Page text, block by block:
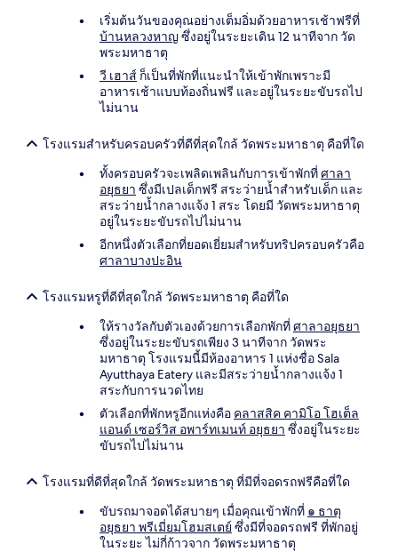
เริ่มต้นวันของคุณอย่างเต็มอิ่มด้วยอาหารเช้าฟรีที่
บ้านหลวงหาญ ซึ่งอยู่ในระยะเดิน 12 นาทีจาก วัด
พระมหาธาตุ
วี เฮาส์ ก็เป็นที่พักที่แนะนำให้เข้าพักเพราะมี
อาหารเช้าแบบท้องถิ่นฟรี และอยู่ในระยะขับรถไป
ไม่นาน
โรงแรมสำหรับครอบครัวที่ดีที่สุดใกล้ วัดพระมหาธาตุ คือที่ใด
ทั้งครอบครัวจะเพลิดเพลินกับการเข้าพักที่ศาลา
อยุธยา ซึ่งมีเปลเด็กฟรี สระว่ายน้ำสำหรับเด็ก และ
สระว่ายน้ำกลางแจ้ง 1 สระ โดยมี วัดพระมหาธาตุ
อยู่ในระยะขับรถไปไม่นาน
อีกหนึ่งตัวเลือกที่ยอดเยี่ยมสำหรับทริปครอบครัวคือ
ศาลาบางปะอิน
โรงแรมหรูที่ดีที่สุดใกล้ วัดพระมหาธาตุ คือที่ใด
ให้รางวัลกับตัวเองด้วยการเลือกพักที่ศาลาอยุธยา
ซึ่งอยู่ในระยะขับรถเพียง 3 นาทีจาก วัดพระ
มหาธาตุ โรงแรมนี้มีห้องอาหาร 1 แห่งชื่อ Sala
Ayutthaya Eatery และมีสระว่ายน้ำกลางแจ้ง 1
สระกับการนวดไทย
ตัวเลือกที่พักหรูอีกแห่งคือ คลาสสิค คามิโอ โฮเต็ล
แอนด์ เซอร์วิส อพาร์ทเมนท์ อยุธยา ซึ่งอยู่ในระยะ
ขับรถไปไม่นาน
โรงแรมที่ดีที่สุดใกล้ วัดพระมหาธาตุ ที่มีที่จอดรถฟรีคือที่ใด
ขับรถมาจอดได้สบายๆ เมื่อคุณเข้าพักที่ ๑ ธาตุ
อยุธยา พรีเมี่ยมโฮมสเตย์ ซึ่งมีที่จอดรถฟรี ที่พักอยู่
ในระยะ ไม่กี่ก้าวจาก วัดพระมหาธาตุ